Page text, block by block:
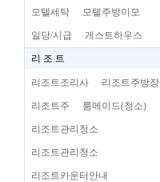
모텔세탁 모텔주방이모
일당/시급 게스트하우스
리 조 트
리조트조리사 리조트주방장
리조트주 룸메이드(청소)
리조트관리청소
리조트관리청소
리조트카운터안내